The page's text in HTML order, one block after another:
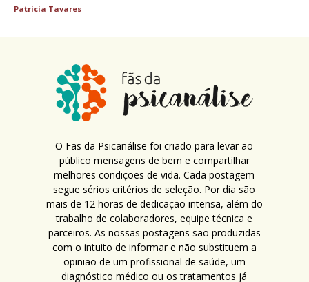
Patricia Tavares
O Fãs da Psicanálise foi criado para levar ao
público mensagens de bem e compartilhar
melhores condições de vida. Cada postagem
segue sérios critérios de seleção. Por dia são
mais de 12 horas de dedicação intensa, além do
trabalho de colaboradores, equipe técnica e
parceiros. As nossas postagens são produzidas
com o intuito de informar e não substituem a
opinião de um profissional de saúde, um
diagnóstico médico ou os tratamentos já